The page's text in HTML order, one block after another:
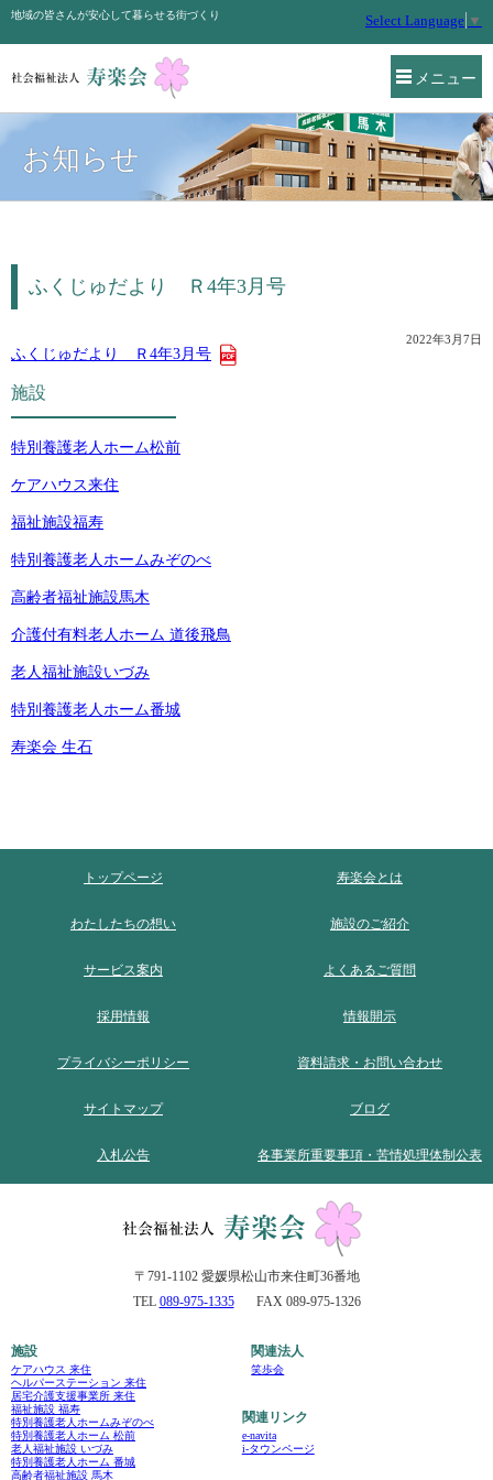
メニュー
地域の皆さんが安心して暮らせる街づくり Select Language ▼
お知らせ
ふくじゅだより Ｒ4年3月号
2022年3月7日
ふくじゅだより Ｒ4年3月号
施設
特別養護老人ホーム松前
ケアハウス来住
福祉施設福寿
特別養護老人ホームみぞのべ
高齢者福祉施設馬木
介護付有料老人ホーム 道後飛鳥
老人福祉施設いづみ
特別養護老人ホーム番城
寿楽会 生石
トップページ 寿楽会とは
わたしたちの想い 施設のご紹介
サービス案内 よくあるご質問
採用情報 情報開示
プライバシーポリシー 資料請求・お問い合わせ
サイトマップ ブログ
入札公告 各事業所重要事項・苦情処理体制公表
〒791-1102 愛媛県松山市来住町36番地
TEL 089-975-1335 FAX 089-975-1326
施設
ケアハウス 来住
ヘルパーステーション 来住
居宅介護支援事業所 来住
福祉施設 福寿
特別養護老人ホームみぞのべ
特別養護老人ホーム 松前
老人福祉施設 いづみ
特別養護老人ホーム 番城
高齢者福祉施設 馬木
関連法人
笑歩会
関連リンク
e-navita
i-タウンページ